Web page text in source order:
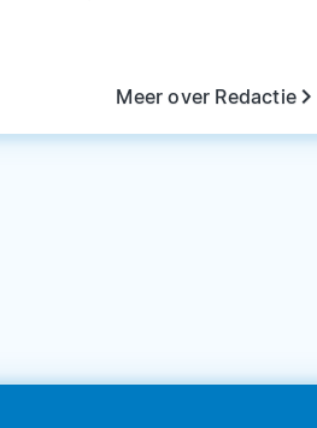
Meer over Redactiekeyboard_arrow_right